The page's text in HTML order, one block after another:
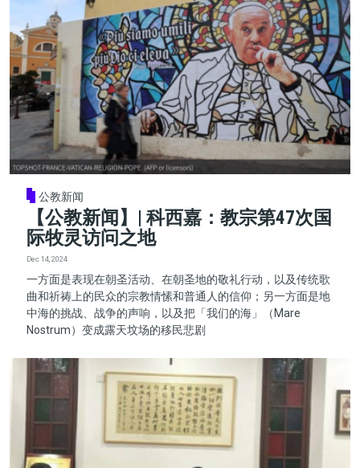
公教新闻
【公教新闻】| 科西嘉：教宗第47次国
际牧灵访问之地
Dec 14, 2024
一方面是表现在朝圣活动、在朝圣地的敬礼行动，以及传统歌
曲和祈祷上的民众的宗教情愫和普通人的信仰；另一方面是地
中海的挑战、战争的声响，以及把「我们的海」（Mare
Nostrum）变成露天坟场的移民悲剧